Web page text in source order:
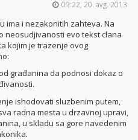
09:22, 20. avg. 2013.
ima i nezakonitih zahteva. Na
neosudjivanosti evo tekst clana
kojim je trazenje ovog
građanina da podnosi dokaz o
ishodovati sluzbenim putem,
radna mesta u drzavnoj upravi,
u skladu sa gore navedenim